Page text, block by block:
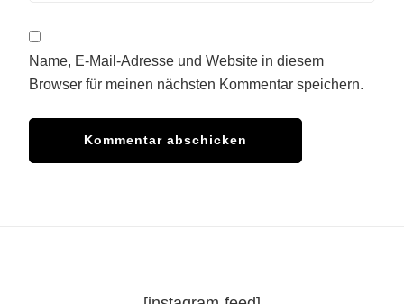
Name, E-Mail-Adresse und Website in diesem
Browser für meinen nächsten Kommentar speichern.